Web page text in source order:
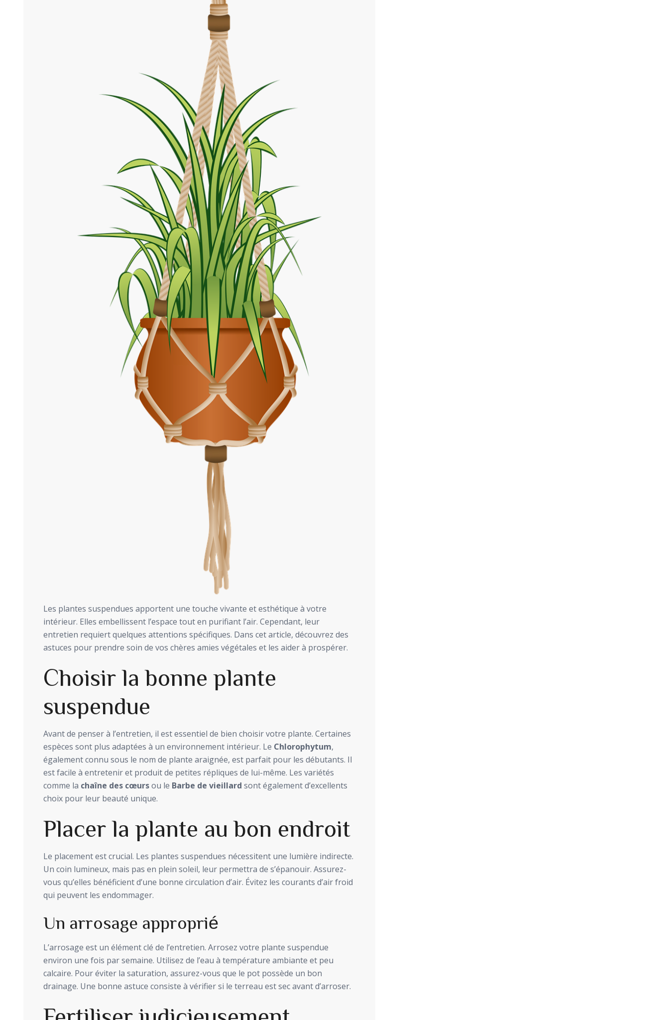
Les plantes suspendues apportent une touche vivante et esthétique à votre
intérieur. Elles embellissent l’espace tout en purifiant l’air. Cependant, leur
entretien requiert quelques attentions spécifiques. Dans cet article, découvrez des
astuces pour prendre soin de vos chères amies végétales et les aider à prospérer.
Choisir la bonne plante
suspendue
Avant de penser à l’entretien, il est essentiel de bien choisir votre plante. Certaines
espèces sont plus adaptées à un environnement intérieur. Le Chlorophytum,
également connu sous le nom de plante araignée, est parfait pour les débutants. Il
est facile à entretenir et produit de petites répliques de lui-même. Les variétés
comme la chaîne des cœursou le Barbe de vieillard sont également d’excellents
choix pour leur beauté unique.
Placer la plante au bon endroit
Le placement est crucial. Les plantes suspendues nécessitent une lumière indirecte.
Un coin lumineux, mais pas en plein soleil, leur permettra de s’épanouir. Assurez-
vous qu’elles bénéficient d’une bonne circulation d’air. Évitez les courants d’air froid
qui peuvent les endommager.
Un arrosage approprié
L’arrosage est un élément clé de l’entretien. Arrosez votre plante suspendue
environ une fois par semaine. Utilisez de l’eau à température ambiante et peu
calcaire. Pour éviter la saturation, assurez-vous que le pot possède un bon
drainage. Une bonne astuce consiste à vérifier si le terreau est sec avant d’arroser.